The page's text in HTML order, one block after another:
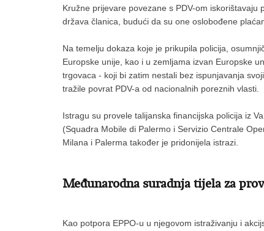
Kružne prijevare povezane s PDV-om
država članica, budući da su one oslobođene
Na temelju dokaza koje je prikupila policija,
Europske unije, kao i u zemljama izvan Europske
trgovaca - koji bi zatim nestali bez ispunjavanja
tražile povrat PDV-a od nacionalnih poreznih vlasti.
Istragu su provele talijanska financijska policija iz
(Squadra Mobile di Palermo i Servizio Centrale
Milana i Palerma također je pridonijela istrazi.
Međunarodna suradnja tijela za
Kao potpora EPPO-u u njegovom istraživanju i